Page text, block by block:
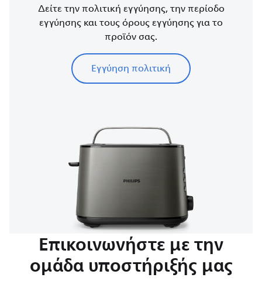
Δείτε την πολιτική εγγύησης, την περίοδο
εγγύησης και τους όρους εγγύησης για το
προϊόν σας.
Εγγύηση πολιτική
Επικοινωνήστε με την
ομάδα υποστήριξής μας